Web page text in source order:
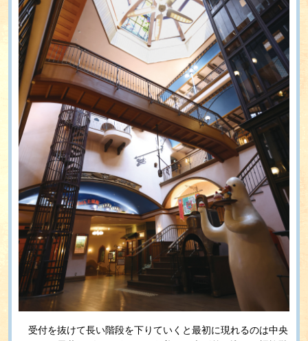
受付を抜けて長い階段を下りていくと最初に現れるのは中央